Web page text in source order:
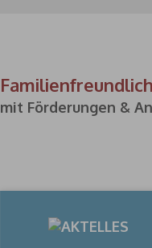
mit Förderungen &